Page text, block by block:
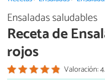
Ensaladas saludables
Receta de
rojos
Valoración: